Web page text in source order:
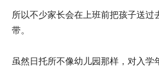
所以不少家长会在上班前把孩子送过
带。
虽然日托所不像幼儿园那样，对入学